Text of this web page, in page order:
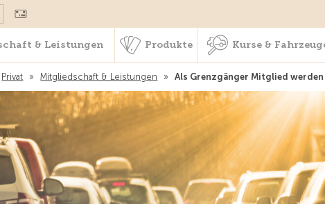
Kurse
& Leistungen Produkte Kurse &
Privat » Mitgliedschaft & Leistungen » Als Grenzgänger Mitglied werden